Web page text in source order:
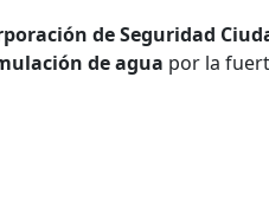
de Seguridad
de agua por la